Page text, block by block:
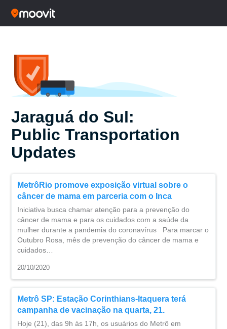
Jaraguá do Sul:
Public Transportation
Updates
MetrôRio promove exposição virtual sobre o
câncer de mama em parceria com o Inca
Iniciativa busca chamar atenção para a prevenção do
câncer de mama e para os cuidados com a saúde da
mulher durante a pandemia do coronavírus Para marcar o
Outubro Rosa, mês de prevenção do câncer de mama e
cuidados…
20/10/2020
Metrô SP: Estação Corinthians-Itaquera terá
campanha de vacinação na quarta, 21.
Hoje (21), das 9h às 17h, os usuários do Metrô em